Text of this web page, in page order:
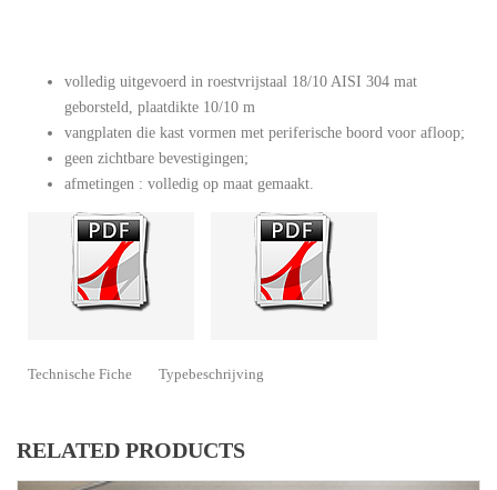
volledig uitgevoerd in roestvrijstaal 18/10 AISI 304 mat
geborsteld, plaatdikte 10/10 m
vangplaten die kast vormen met periferische boord voor afloop;
geen zichtbare bevestigingen;
afmetingen : volledig op maat gemaakt.
Technische Fiche Typebeschrijving
RELATED PRODUCTS